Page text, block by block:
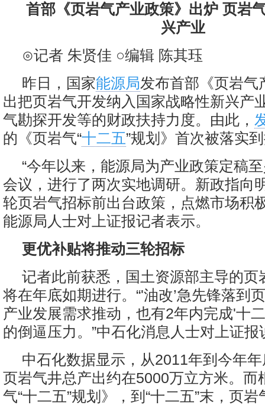
首部《页岩气产业政策》出炉 页岩
兴产业
⊙记者 朱贤佳 ○编辑 陈其珏
昨日，国家能源局发布首部《页岩气
出把页岩气开发纳入国家战略性新兴产
气勘探开发等的财政扶持力度。由此，
的《页岩气“十二五”规划》首次被落实
“今年以来，能源局为产业政策定稿
会议，进行了两次实地调研。新政指向
轮页岩气招标前出台政策，点燃市场积
能源局人士对上证报记者表示。
更优补贴将推动三轮招标
记者此前获悉，国土资源部主导的页
将在年底如期进行。“'油改’急先锋落到
产业发展需求推动，也有2年内完成'十
的倒逼压力。”中石化消息人士对上证报
中石化数据显示，从2011年到今年
页岩气井总产出约在5000万立方米。而
气“十二五”规划》，到“十二五”末，页